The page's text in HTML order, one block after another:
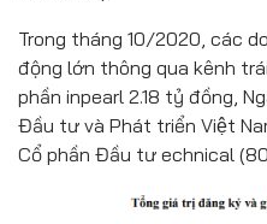
Trong tháng 10/2020, các
động lớn thông qua kênh
phần inpearl 2.18 tỷ đồng,
Đầu tư và Phát triển Việt
Cổ phần Đầu tư echnical